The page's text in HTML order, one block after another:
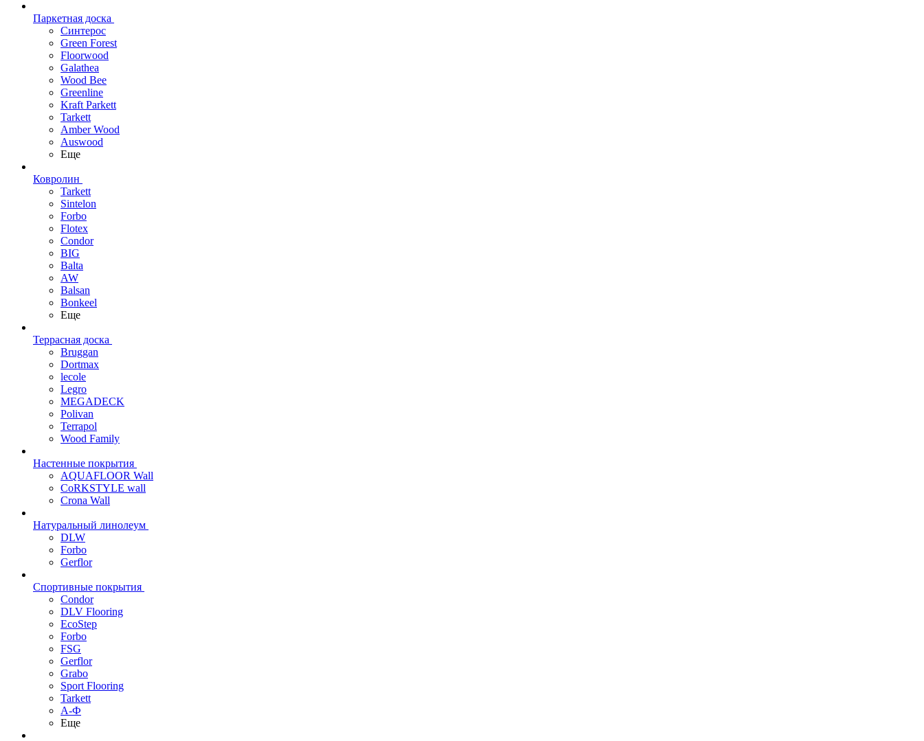
Паркетная доска
Синтерос
Green Forest
Floorwood
Galathea
Wood Bee
Greenline
Kraft Parkett
Tarkett
Amber Wood
Auswood
Еще
Ковролин
Tarkett
Sintelon
Forbo
Flotex
Condor
BIG
Balta
AW
Balsan
Bonkeel
Еще
Террасная доска
Bruggan
Dortmax
lecole
Legro
MEGADECK
Polivan
Terrapol
Wood Family
Настенные покрытия
AQUAFLOOR Wall
CoRKSTYLE wall
Crona Wall
Натуральный линолеум
DLW
Forbo
Gerflor
Спортивные покрытия
Condor
DLV Flooring
EcoStep
Forbo
FSG
Gerflor
Grabo
Sport Flooring
Tarkett
А-Ф
Еще